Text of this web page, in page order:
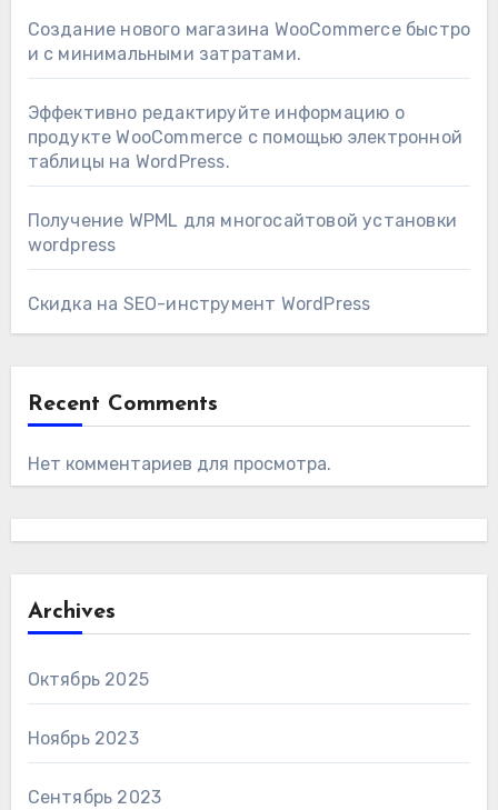
Создание нового магазина WooCommerce быстро
и с минимальными затратами.
Эффективно редактируйте информацию о
продукте WooCommerce с помощью электронной
таблицы на WordPress.
Получение WPML для многосайтовой установки
wordpress
Скидка на SEO-инструмент WordPress
Recent Comments
Нет комментариев для просмотра.
Archives
Октябрь 2025
Ноябрь 2023
Сентябрь 2023